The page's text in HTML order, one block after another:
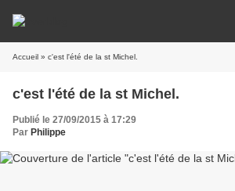
Accueil » c'est l'été de la st Michel.
c'est l'été de la st Michel.
Publié le 27/09/2015 à 17:29
Par Philippe